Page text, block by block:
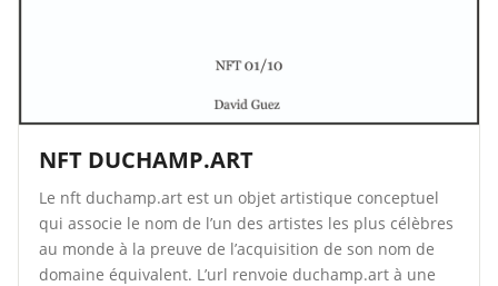
NFT DUCHAMP.ART
Le nft duchamp.art est un objet artistique conceptuel
qui associe le nom de l’un des artistes les plus célèbres
au monde à la preuve de l’acquisition de son nom de
domaine équivalent. L’url renvoie duchamp.art à une